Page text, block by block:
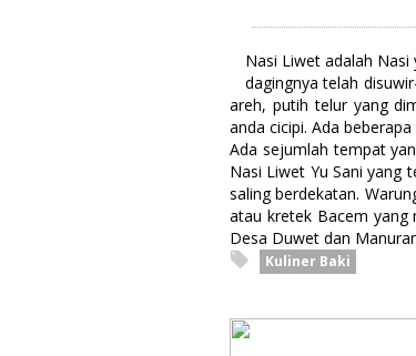
Nasi Liwet adalah
dagingnya telah
areh, putih telur yang
anda cicipi. Ada
Ada sejumlah tempat
Nasi Liwet Yu Sani yang
saling berdekatan.
atau kretek Bacem yang
Desa Duwet dan
Kuliner Baki